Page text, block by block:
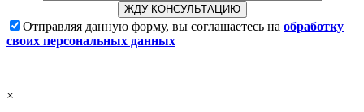
Отправляя данную форму, вы соглашаетесь на обработку
своих персональных данных
×